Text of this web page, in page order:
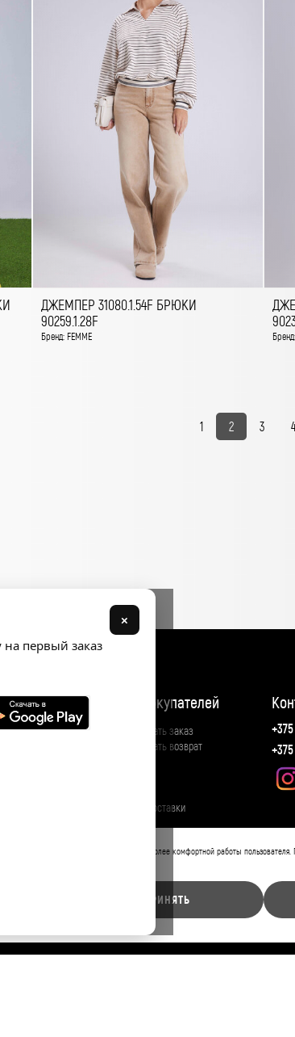
ДЖЕМПЕР 31080.1.54F БРЮКИ
90259.1.28F
Бренд: FEMME
1 2 3
×
первый заказ
информация
размер
лояльности
Для покупателей
Как сделать заказ
Как сделать возврат
Оплата доставки
Этот сайт использует файлы cookies для более комфортной работы
ПРИНЯТЬ